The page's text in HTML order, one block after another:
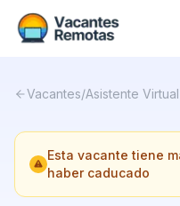
Nosotros
Contacto
Vacantes/Asistente Virtual
Esta vacante tiene
haber caducado